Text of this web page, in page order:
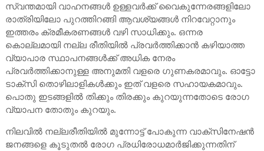
സ്വന്തമായി വാഹനങ്ങൾ ഉള്ളവർക്ക് വൈകുന്നേരങ്ങളിലോ
രാത്രിയിലോ പുറത്തിറങ്ങി ആവശ്യങ്ങൾ നിറവേറ്റാനും
ഇത്തരം ക്രമീകരണങ്ങൾ വഴി സാധിക്കും. ഒന്നര
കൊല്ലമായി നല്ല രീതിയിൽ പ്രവർത്തിക്കാൻ കഴിയാത്ത
വ്യാപാര സ്ഥാപനങ്ങൾക്ക് അധിക നേരം
പ്രവർത്തിക്കാനുള്ള അനുമതി വളരെ ഗുണകരമാവും. ഓട്ടോ
ടാക്സി തൊഴിലാളികൾക്കും ഇത് വളരെ സഹായകമാവും.
പൊതു ഇടങ്ങളിൽ തിക്കും തിരക്കും കുറയുന്നതോടെ രോഗ
വ്യാപന തോതും കുറയും.
നിലവിൽ നല്ലരീതിയിൽ മുന്നോട്ട് പോകുന്ന വാക്സിനേഷൻ
ജനങ്ങളെ കൂടുതൽ രോഗ പ്രധിരോധമാർജിക്കുന്നതിന്